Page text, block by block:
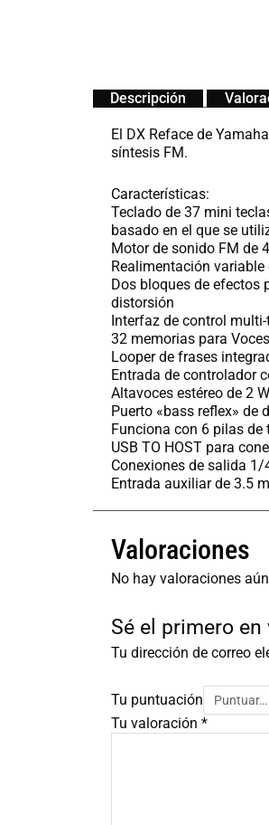
Descripción
El DX Reface de
síntesis FM.
Características:
Teclado de 37 mini
basado en el que se
Motor de sonido FM de
Realimentación
Dos bloques de efectos
distorsión
Interfaz de control
32 memorias para
Looper de frases
Entrada de controlador
Altavoces estéreo de 2
Puerto «bass reflex» de
Funciona con 6 pilas
USB TO HOST para
Conexiones de salida
Entrada auxiliar de 3.5
Valoraciones
No hay valoraciones
Sé el primero en
Tu dirección de correo
Tu puntuación
Tu valoración *